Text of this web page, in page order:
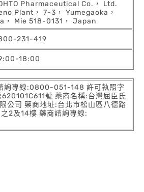
Pharmaceutical Co.， Ltd.
Plant， 7-3， Yumegaoka，
， Mie 518-0131， Japan
231-419
18:00
詢專線:0800-051-148 許可執照字
號 藥商名稱:台灣屈臣氏
公司 藥商地址:台北市松山區八德路
2及14樓 藥商諮詢專線: